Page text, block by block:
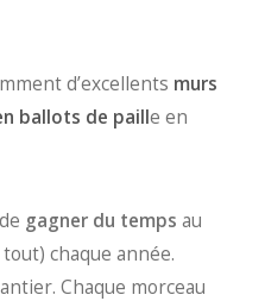
d’excellents murs
ballots de paille en
gagner du temps au
chaque année.
Chaque morceau